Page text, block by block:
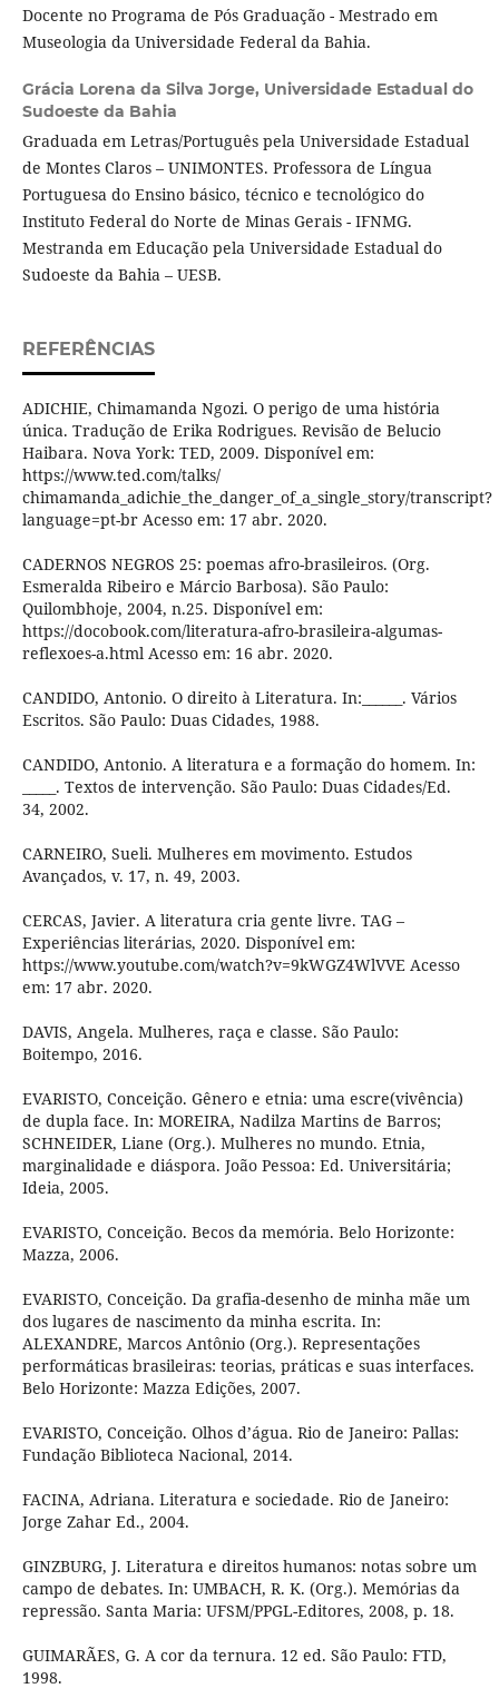
Docente no Programa de Pós Graduação - Mestrado em
Museologia da Universidade Federal da Bahia.
Grácia Lorena da Silva Jorge, Universidade Estadual do
Sudoeste da Bahia
Graduada em Letras/Português pela Universidade Estadual
de Montes Claros – UNIMONTES. Professora de Língua
Portuguesa do Ensino básico, técnico e tecnológico do
Instituto Federal do Norte de Minas Gerais - IFNMG.
Mestranda em Educação pela Universidade Estadual do
Sudoeste da Bahia – UESB.
REFERÊNCIAS
ADICHIE, Chimamanda Ngozi. O perigo de uma história
única. Tradução de Erika Rodrigues. Revisão de Belucio
Haibara. Nova York: TED, 2009. Disponível em:
https://www.ted.com/talks/
chimamanda_adichie_the_danger_of_a_single_story/transcript?
language=pt-br Acesso em: 17 abr. 2020.
CADERNOS NEGROS 25: poemas afro-brasileiros. (Org.
Esmeralda Ribeiro e Márcio Barbosa). São Paulo:
Quilombhoje, 2004, n.25. Disponível em:
https://docobook.com/literatura-afro-brasileira-algumas-
reflexoes-a.html Acesso em: 16 abr. 2020.
CANDIDO, Antonio. O direito à Literatura. In:______. Vários
Escritos. São Paulo: Duas Cidades, 1988.
CANDIDO, Antonio. A literatura e a formação do homem. In:
_____. Textos de intervenção. São Paulo: Duas Cidades/Ed.
34, 2002.
CARNEIRO, Sueli. Mulheres em movimento. Estudos
Avançados, v. 17, n. 49, 2003.
CERCAS, Javier. A literatura cria gente livre. TAG –
Experiências literárias, 2020. Disponível em:
https://www.youtube.com/watch?v=9kWGZ4WlVVE Acesso
em: 17 abr. 2020.
DAVIS, Angela. Mulheres, raça e classe. São Paulo:
Boitempo, 2016.
EVARISTO, Conceição. Gênero e etnia: uma escre(vivência)
de dupla face. In: MOREIRA, Nadilza Martins de Barros;
SCHNEIDER, Liane (Org.). Mulheres no mundo. Etnia,
marginalidade e diáspora. João Pessoa: Ed. Universitária;
Ideia, 2005.
EVARISTO, Conceição. Becos da memória. Belo Horizonte:
Mazza, 2006.
EVARISTO, Conceição. Da grafia-desenho de minha mãe um
dos lugares de nascimento da minha escrita. In:
ALEXANDRE, Marcos Antônio (Org.). Representações
performáticas brasileiras: teorias, práticas e suas interfaces.
Belo Horizonte: Mazza Edições, 2007.
EVARISTO, Conceição. Olhos d’água. Rio de Janeiro: Pallas:
Fundação Biblioteca Nacional, 2014.
FACINA, Adriana. Literatura e sociedade. Rio de Janeiro:
Jorge Zahar Ed., 2004.
GINZBURG, J. Literatura e direitos humanos: notas sobre um
campo de debates. In: UMBACH, R. K. (Org.). Memórias da
repressão. Santa Maria: UFSM/PPGL-Editores, 2008, p. 18.
GUIMARÃES, G. A cor da ternura. 12 ed. São Paulo: FTD,
1998.